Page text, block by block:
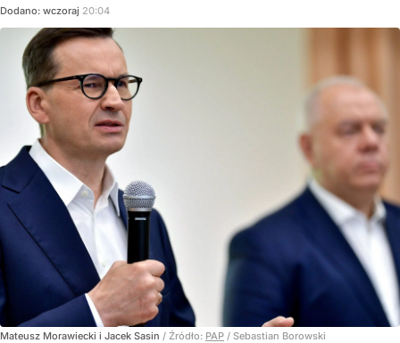
Dodano: wczoraj 20:04
Mateusz Morawiecki i Jacek Sasin / Źródło: PAP / Sebastian Borowski